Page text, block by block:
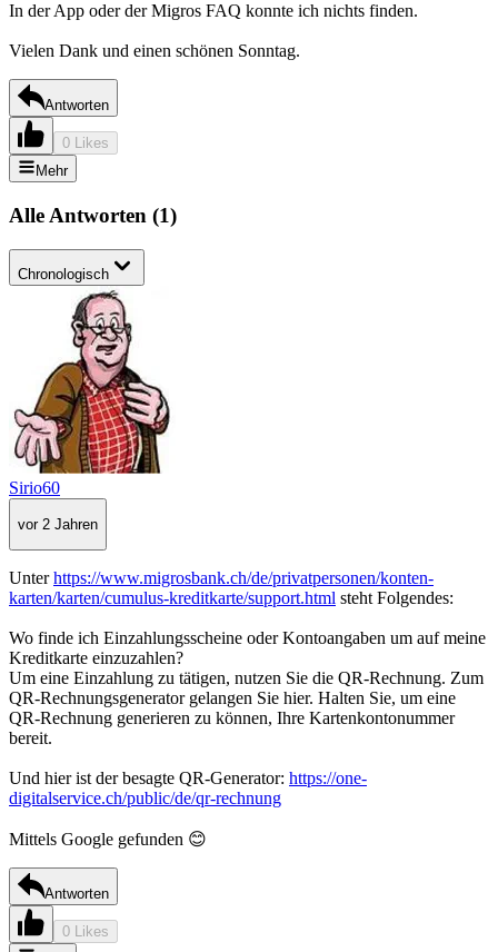
In der App oder der Migros FAQ konnte ich nichts finden.
Vielen Dank und einen schönen Sonntag.
Antworten
0 Likes
Mehr
Alle Antworten (1)
Chronologisch
Sirio60
vor 2 Jahren
Unterhttps://www.migrosbank.ch/de/privatpersonen/konten-
karten/karten/cumulus-kreditkarte/support.html steht Folgendes:
Wo finde ich Einzahlungsscheine oder Kontoangaben um auf meine
Kreditkarte einzuzahlen?
Um eine Einzahlung zu tätigen, nutzen Sie die QR-Rechnung. Zum
QR-Rechnungsgenerator gelangen Sie hier. Halten Sie, um eine
QR-Rechnung generieren zu können, Ihre Kartenkontonummer
bereit.
Und hier ist der besagte QR-Generator: https://one-
digitalservice.ch/public/de/qr-rechnung
Mittels Google gefunden 😊
Antworten
0 Likes